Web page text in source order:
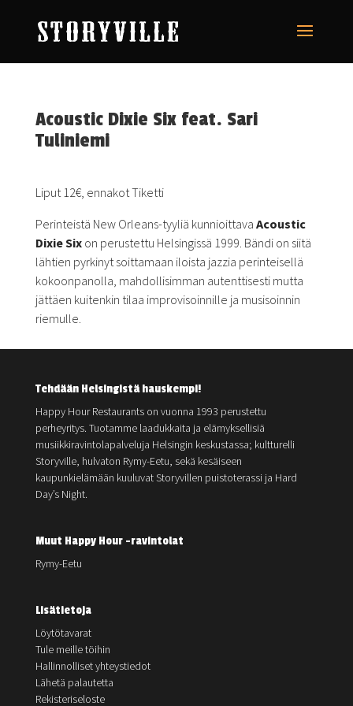
Acoustic Dixie Six feat. Sari
Tuliniemi
Liput 12€, ennakot Tiketti
Perinteistä New Orleans-tyyliä kunnioittava Acoustic
Dixie Sixon perustettu Helsingissä 1999. Bändi on siitä
lähtien pyrkinyt soittamaan iloista jazzia perinteisellä
kokoonpanolla, mahdollisimman autenttisesti mutta
jättäen kuitenkin tilaa improvisoinnille ja musisoinnin
riemulle.
Tehdään Helsingistä hauskempi!
Happy Hour Restaurants on vuonna 1993 perustettu
perheyritys. Tuotamme laadukkaita ja elämyksellisiä
musiikkiravintolapalveluja Helsingin keskustassa; kultturelli
Storyville, hulvaton Rymy-Eetu, sekä kesäiseen
kaupunkielämään kuuluvat Storyvillen puistoterassi ja Hard
Day’s Night.
Muut Happy Hour -ravintolat
Rymy-Eetu
Lisätietoja
Löytötavarat
Tule meille töihin
Hallinnolliset yhteystiedot
Lähetä palautetta
Rekisteriseloste